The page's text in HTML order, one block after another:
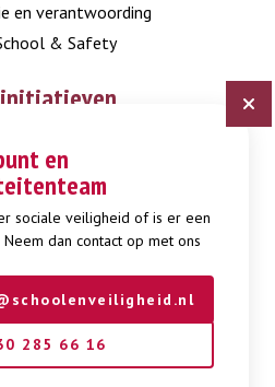
en
sociale veiligheid of is er een
dan contact op met ons
285 66 16
en verantwoording
& Safety
Burgerschap
Gendi
tegen Pesten